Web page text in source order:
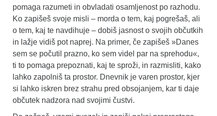
pomaga razumeti in obvladati osamljenost po razhodu.
Ko zapišeš svoje misli – morda o tem, kaj pogrešaš, ali
o tem, kaj te navdihuje – dobiš jasnost o svojih občutkih
in lažje vidiš pot naprej. Na primer, če zapišeš »Danes
sem se počutil prazno, ko sem videl par na sprehodu«,
ti to pomaga prepoznati, kaj te sproži, in razmisliti, kako
lahko zapolniš ta prostor. Dnevnik je varen prostor, kjer
si lahko iskren brez strahu pred obsojanjem, kar ti daje
občutek nadzora nad svojimi čustvi.